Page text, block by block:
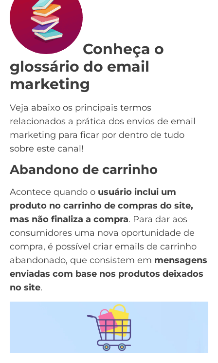
Conheça o
glossário do email
marketing
Veja abaixo os principais termos
relacionados a prática dos envios de email
marketing para ficar por dentro de tudo
sobre este canal!
Abandono de carrinho
Acontece quando o usuário inclui um
produto no carrinho de compras do site,
mas não finaliza a compra. Para dar aos
consumidores uma nova oportunidade de
compra, é possível criar emails de carrinho
abandonado, que consistem em mensagens
enviadas com base nos produtos deixados
no site.